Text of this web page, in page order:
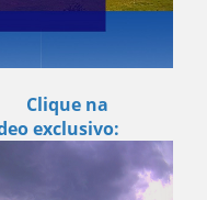
Clique na
exclusivo: